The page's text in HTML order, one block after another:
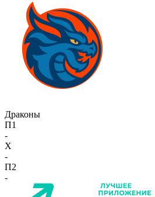
Драконы
П1
-
X
-
П2
-